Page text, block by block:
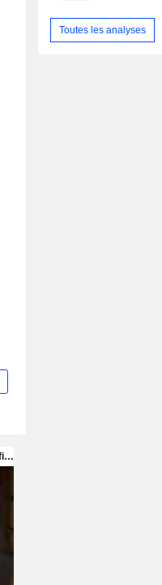
Toutes les analyses